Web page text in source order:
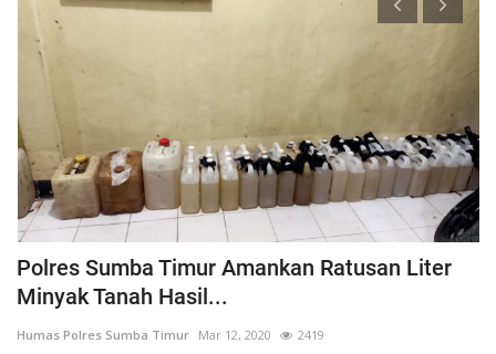
Polres Sumba Timur Amankan Ratusan Liter
Minyak Tanah Hasil...
Humas Polres Sumba Timur Mar 12, 2020 2419